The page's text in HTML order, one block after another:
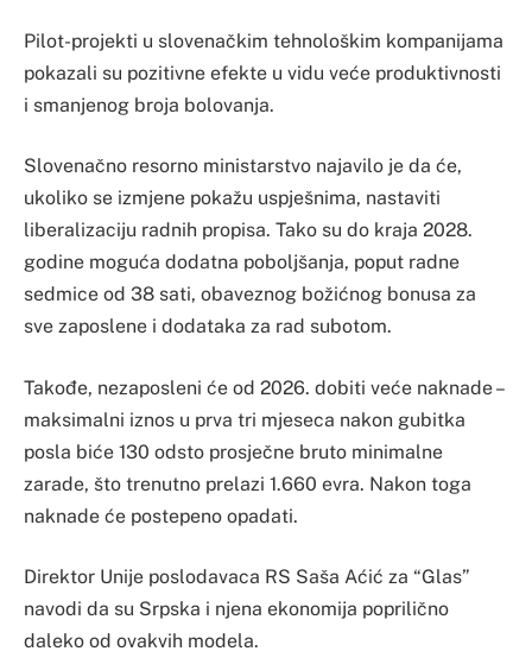
Pilot-projekti u slovenačkim tehnološkim kompanijama
pokazali su pozitivne efekte u vidu veće produktivnosti
i smanjenog broja bolovanja.
Slovenačno resorno ministarstvo najavilo je da će,
ukoliko se izmjene pokažu uspješnima, nastaviti
liberalizaciju radnih propisa. Tako su do kraja 2028.
godine moguća dodatna poboljšanja, poput radne
sedmice od 38 sati, obaveznog božićnog bonusa za
sve zaposlene i dodataka za rad subotom.
Takođe, nezaposleni će od 2026. dobiti veće naknade –
maksimalni iznos u prva tri mjeseca nakon gubitka
posla biće 130 odsto prosječne bruto minimalne
zarade, što trenutno prelazi 1.660 evra. Nakon toga
naknade će postepeno opadati.
Direktor Unije poslodavaca RS Saša Aćić za “Glas”
navodi da su Srpska i njena ekonomija poprilično
daleko od ovakvih modela.